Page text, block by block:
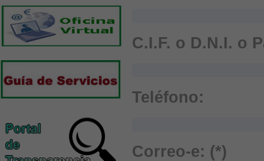
C.I.F. o D.N.I. o
Teléfono:
Correo-e: (*)